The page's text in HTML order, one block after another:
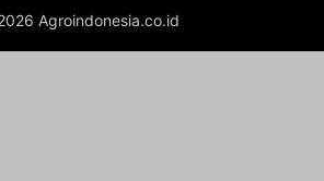
Agroindonesia.co.id